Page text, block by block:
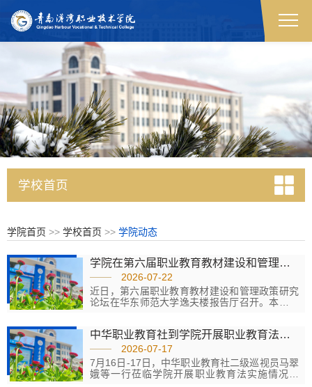
学校首页
学院首页 >> 学校首页 >> 学院动态
学院在第六届职业教育教材建设和管理政策研究论坛作专题报告
2026-07-22
近日，第六届职业教育教材建设和管理政策研究
论坛在华东师范大学逸夫楼报告厅召开。本次论
研机构、职业院校、行业企业及出版机构的专家
学者齐聚一堂，围绕产教融合高质量教材建设、
职业教育规划教材制度建设等重大议题展开深入
研讨。学院发展中心副主任、党委教师工作部副
部长郭磊应邀出席论坛并作专题报告。在专家报
中华职业教育社到学院开展职业教育法实施情况调研
2026-07-17
7月16日-17日，中华职业教育社二级巡视员马翠
娥等一行莅临学院开展职业教育法实施情况调